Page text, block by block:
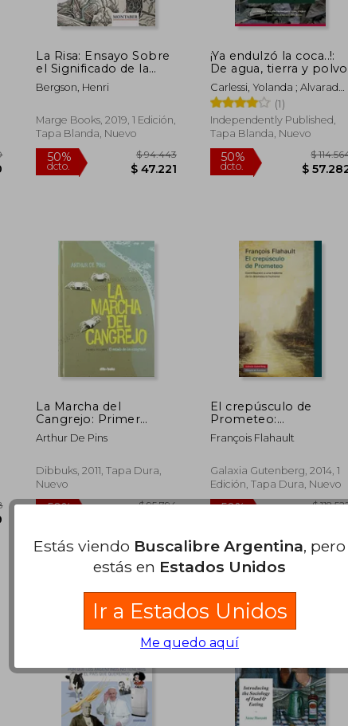
La Risa: Ensayo Sobre
el Significado de la
Comicidad
Bergson, Henri
Marge Books, 2019, 1 Edición,
Tapa Blanda, Nuevo
50%
dcto.
¡Ya endulzó la coca..!:
De agua, tierra y polvo
Carlessi, Yolanda ; Alvarado,
Martín ; Tuesta, Sonaly
(1)
Independently Published,
Tapa Blanda, Nuevo
50%
dcto.
La Marcha del
Cangrejo: Primer
Volumen. El Estado de
los Cangrejos
Arthur De Pins
Dibbuks, 2011, Tapa Dura,
Nuevo
50%
dcto.
El crepúsculo de
Prometeo:
Contribución a una
historia de la
François Flahault
Galaxia Gutenberg, 2014, 1
Edición, Tapa Dura, Nuevo
50%
dcto.
Estás viendo Buscalibre Argentina, pero
estás en Estados Unidos
Ir a Estados Unidos
Me quedo aquí